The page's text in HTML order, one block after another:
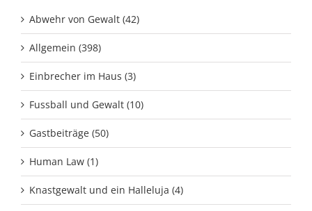
Abwehr von Gewalt (42)
Allgemein (398)
Einbrecher im Haus (3)
Fussball und Gewalt (10)
Gastbeiträge (50)
Human Law (1)
Knastgewalt und ein Halleluja (4)